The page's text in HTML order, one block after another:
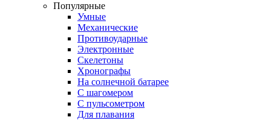
Популярные
Умные
Механические
Противоударные
Электронные
Скелетоны
Хронографы
На солнечной батарее
С шагомером
С пульсометром
Для плавания